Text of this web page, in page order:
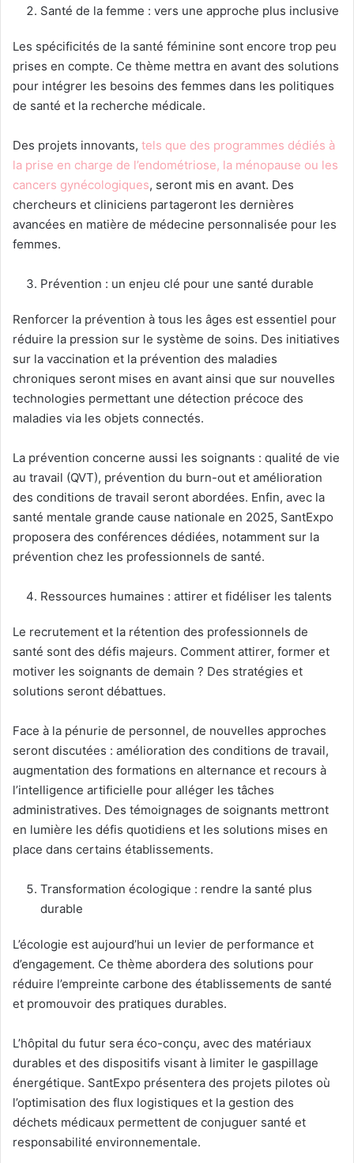
Santé de la femme : vers une approche plus inclusive
Les spécificités de la santé féminine sont encore trop peu
prises en compte. Ce thème mettra en avant des solutions
pour intégrer les besoins des femmes dans les politiques
de santé et la recherche médicale.
Des projets innovants, tels que des programmes dédiés à
la prise en charge de l’endométriose, la ménopause ou les
cancers gynécologiques, seront mis en avant. Des
chercheurs et cliniciens partageront les dernières
avancées en matière de médecine personnalisée pour les
femmes.
Prévention : un enjeu clé pour une santé durable
Renforcer la prévention à tous les âges est essentiel pour
réduire la pression sur le système de soins. Des initiatives
sur la vaccination et la prévention des maladies
chroniques seront mises en avant ainsi que sur nouvelles
technologies permettant une détection précoce des
maladies via les objets connectés.
La prévention concerne aussi les soignants : qualité de vie
au travail (QVT), prévention du burn-out et amélioration
des conditions de travail seront abordées. Enfin, avec la
santé mentale grande cause nationale en 2025, SantExpo
proposera des conférences dédiées, notamment sur la
prévention chez les professionnels de santé.
Ressources humaines : attirer et fidéliser les talents
Le recrutement et la rétention des professionnels de
santé sont des défis majeurs. Comment attirer, former et
motiver les soignants de demain ? Des stratégies et
solutions seront débattues.
Face à la pénurie de personnel, de nouvelles approches
seront discutées : amélioration des conditions de travail,
augmentation des formations en alternance et recours à
l’intelligence artificielle pour alléger les tâches
administratives. Des témoignages de soignants mettront
en lumière les défis quotidiens et les solutions mises en
place dans certains établissements.
Transformation écologique : rendre la santé plus
durable
L’écologie est aujourd’hui un levier de performance et
d’engagement. Ce thème abordera des solutions pour
réduire l’empreinte carbone des établissements de santé
et promouvoir des pratiques durables.
L’hôpital du futur sera éco-conçu, avec des matériaux
durables et des dispositifs visant à limiter le gaspillage
énergétique. SantExpo présentera des projets pilotes où
l’optimisation des flux logistiques et la gestion des
déchets médicaux permettent de conjuguer santé et
responsabilité environnementale.